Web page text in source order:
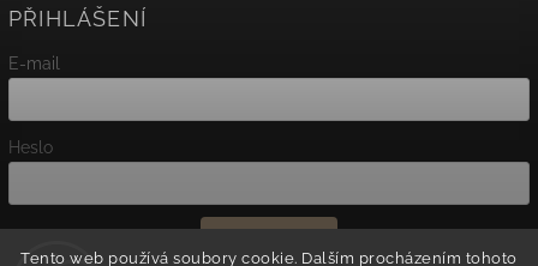
Tento web používá soubory cookie. Dalším procházením tohoto
PŘIHLÁŠENÍ
E-mail
Heslo